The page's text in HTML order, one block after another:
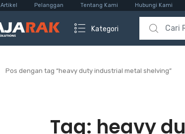
Artikel Pelanggan Tentang Kami Hubungi Kami
Kategori
Search for:
Pos dengan tag “heavy duty industrial metal shelving”
Tag: heavy